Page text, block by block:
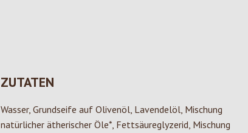
ZUTATEN
Wasser, Grundseife auf Olivenöl, Lavendelöl, Mischung
natürlicher ätherischer Öle*, Fettsäureglyzerid, Mischung